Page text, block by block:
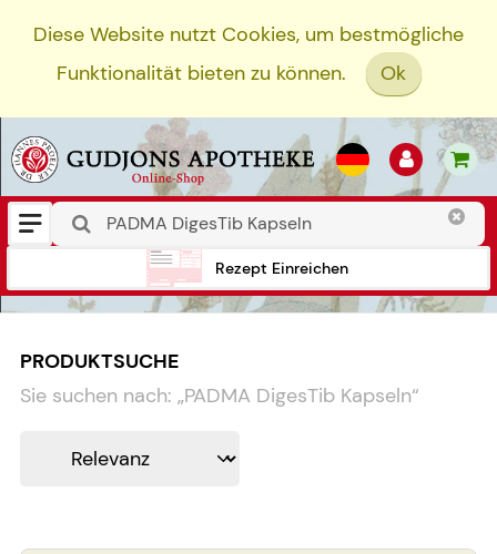
Diese Website nutzt Cookies, um bestmögliche
Funktionalität bieten zu können.
Ok
Rezept Einreichen
PRODUKTSUCHE
Sie suchen nach: „PADMA DigesTib Kapseln“